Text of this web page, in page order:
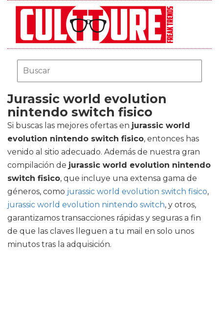
Jurassic world evolution
nintendo switch fisico
Si buscas las mejores ofertas en jurassic world
evolution nintendo switch fisico, entonces has
venido al sitio adecuado. Además de nuestra gran
compilación de jurassic world evolution nintendo
switch fisico, que incluye una extensa gama de
géneros, como jurassic world evolution switch fisico,
jurassic world evolution nintendo switch, y otros,
garantizamos transacciones rápidas y seguras a fin
de que las claves lleguen a tu mail en solo unos
minutos tras la adquisición.